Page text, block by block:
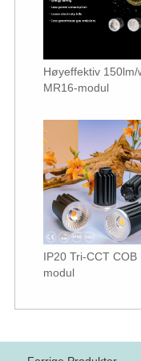
Høyeffektiv 150lm/
MR16-modul
IP20 Tri-CCT COB
modul